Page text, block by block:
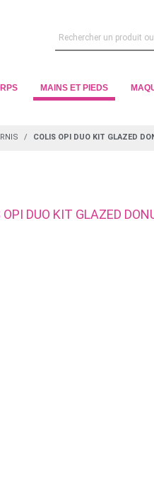
MAINS ET PIEDS
COLIS OPI DUO KIT GLAZED